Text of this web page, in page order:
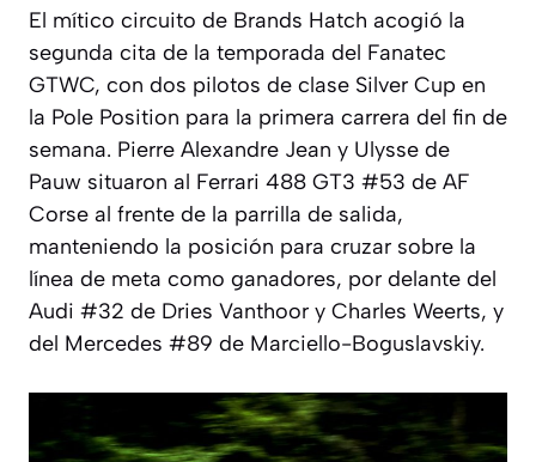
El mítico circuito de Brands Hatch acogió la
segunda cita de la temporada del Fanatec
GTWC, con dos pilotos de clase Silver Cup en
la Pole Position para la primera carrera del fin de
semana. Pierre Alexandre Jean y Ulysse de
Pauw situaron al Ferrari 488 GT3 #53 de AF
Corse al frente de la parrilla de salida,
manteniendo la posición para cruzar sobre la
línea de meta como ganadores, por delante del
Audi #32 de Dries Vanthoor y Charles Weerts, y
del Mercedes #89 de Marciello-Boguslavskiy.